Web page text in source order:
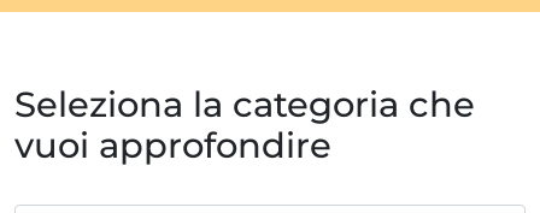
Seleziona la categoria che
vuoi approfondire